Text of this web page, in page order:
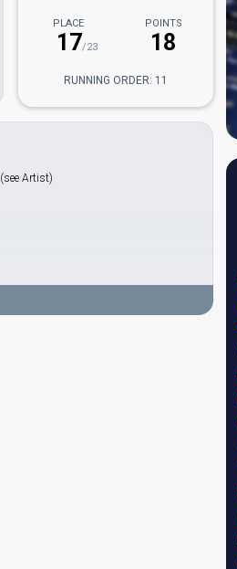
PLACE
17/23
POINTS
18
RUNNING ORDER: 11
(see Artist)